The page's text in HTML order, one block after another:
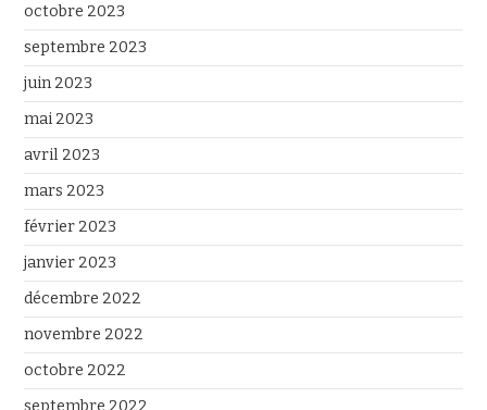
octobre 2023
septembre 2023
juin 2023
mai 2023
avril 2023
mars 2023
février 2023
janvier 2023
décembre 2022
novembre 2022
octobre 2022
septembre 2022